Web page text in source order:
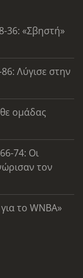
36: «Σβηστή»
Λύγισε στην
ομάδας
74: Οι
τον
το WNBA»